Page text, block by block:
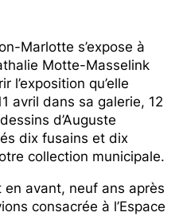
Marlotte s’expose à
Motte-Masselink
l’exposition qu’elle
avril dans sa galerie, 12
d’Auguste
dix fusains et dix
collection municipale.
avant, neuf ans après
consacrée à l’Espace